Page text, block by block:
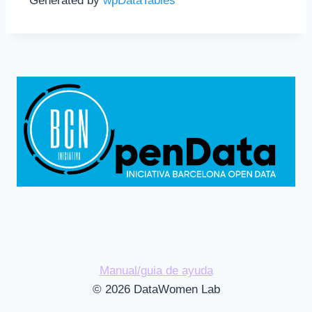
Manual/guia de ayuda
© 2026 DataWomen Lab